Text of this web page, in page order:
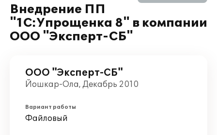
Внедрение ПП
"1С:Упрощенка 8" в компании
ООО "Эксперт-СБ"
ООО "Эксперт-СБ"
Йошкар-Ола, Декабрь 2010
Вариант работы
Файловый